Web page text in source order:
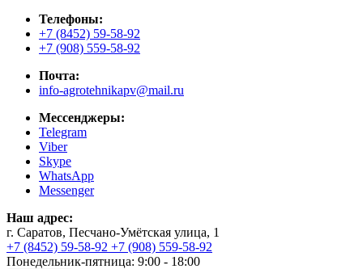
Телефоны:
+7 (8452) 59-58-92
+7 (908) 559-58-92
Почта:
info-agrotehnikapv@mail.ru
Мессенджеры:
Telegram
Viber
Skype
WhatsApp
Messenger
Наш адрес:
г. Саратов, Песчано-Умётская улица, 1
+7 (8452) 59-58-92 +7 (908) 559-58-92
Понедельник-пятница: 9:00 - 18:00